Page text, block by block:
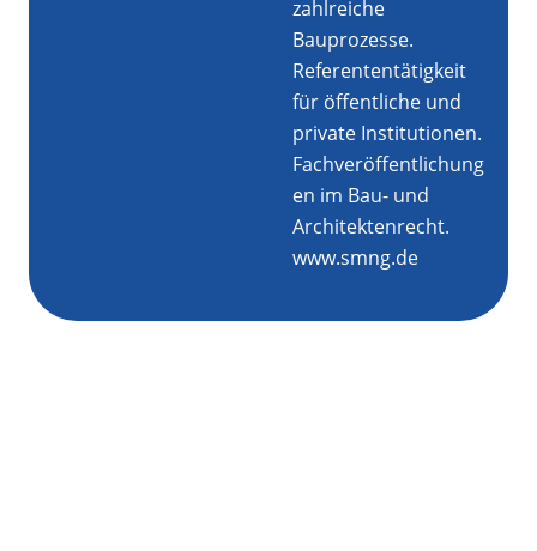
zahlreiche
Bauprozesse.
Referententätigkeit
für öffentliche und
private Institutionen.
Fachveröffentlichung
en im Bau- und
Architektenrecht.
www.smng.de